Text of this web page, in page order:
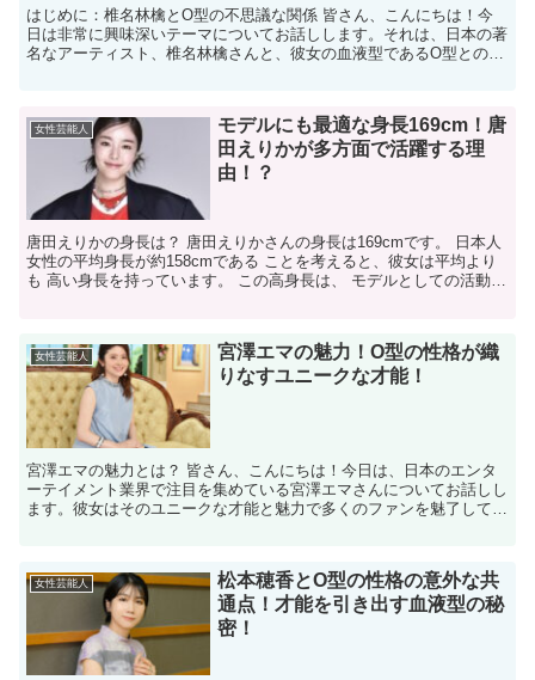
はじめに：椎名林檎とO型の不思議な関係 皆さん、こんにちは！今
日は非常に興味深いテーマについてお話しします。それは、日本の著
名なアーティスト、椎名林檎さんと、彼女の血液型であるO型との関
女性芸能人
モデルにも最適な身長169cm！唐
田えりかが多方面で活躍する理
由！？
唐田えりかの身長は？ 唐田えりかさんの身長は169cmです。 日本人
女性の平均身長が約158cmである ことを考えると、彼女は平均より
も 高い身長を持っています。 この高身長は、 モデルとしての活動に
女性芸能人
宮澤エマの魅力！O型の性格が織
りなすユニークな才能！
宮澤エマの魅力とは？ 皆さん、こんにちは！今日は、日本のエンタ
ーテイメント業界で注目を集めている宮澤エマさんについてお話しし
ます。彼女はそのユニークな才能と魅力で多くのファンを魅了してい
女性芸能人
松本穂香とO型の性格の意外な共
通点！才能を引き出す血液型の秘
密！